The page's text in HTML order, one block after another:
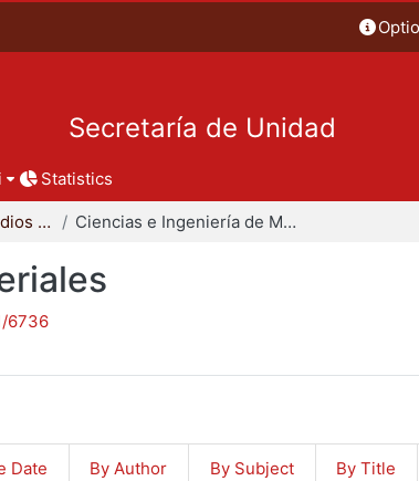
Secretaría de Unidad
Statistics
Coordinación de Estudios de Posgrado - CBI Ciencias e Ingeniería de Materiales
6736
Date By Author By Subject By Title